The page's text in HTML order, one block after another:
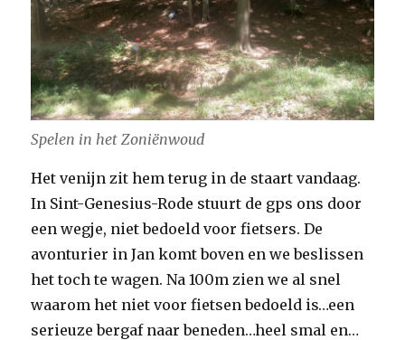
Spelen in het Zoniënwoud
Het venijn zit hem terug in de staart vandaag.
In Sint-Genesius-Rode stuurt de gps ons door
een wegje, niet bedoeld voor fietsers. De
avonturier in Jan komt boven en we beslissen
het toch te wagen. Na 100m zien we al snel
waarom het niet voor fietsen bedoeld is…een
serieuze bergaf naar beneden…heel smal en…